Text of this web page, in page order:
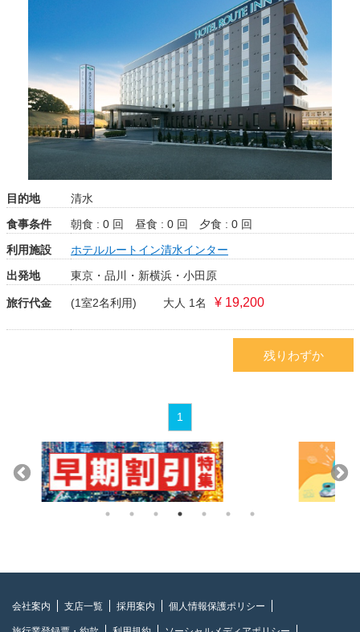
目的地
清水
食事条件
朝食 : 0 回 昼食 : 0 回
夕食 : 0 回
利用施設
ホテルルートイン清水インター
出発地
東京・品川・新横浜・小田原
旅行代金 (1室2名利用) 大人 1名 ¥ 19,200
残りわずか
1
会社案内 支店一覧 採用案内 個人情報保護ポリシー